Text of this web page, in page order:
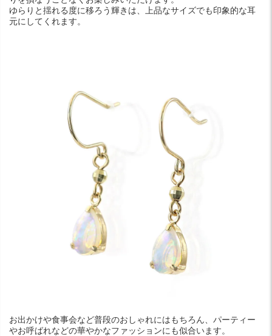
ゆらりと揺れる度に移ろう輝きは、上品なサイズでも印象的な耳
元にしてくれます。
お出かけや食事会など普段のおしゃれにはもちろん、パーティー
やお呼ばれなどの華やかなファッションにも似合います。